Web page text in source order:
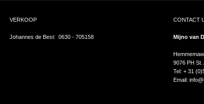
VERKOOP
Johannes de Best: 0630 - 705158
CONTACT
Mijno van
9076 PH St.
Tel: + 31
Email: